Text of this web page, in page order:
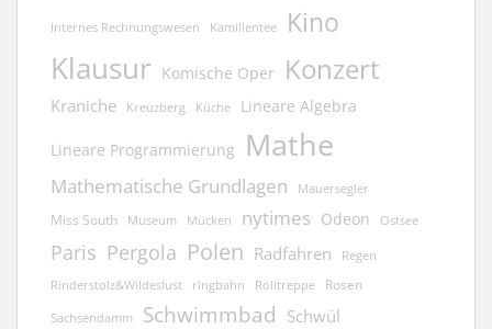
Internes Rechnungswesen Kamillentee Kino
Klausur Komische Oper Konzert
Kraniche Kreuzberg Küche Lineare Algebra
Lineare Programmierung Mathe
Mathematische Grundlagen Mauersegler
Miss South Museum Mücken nytimes Odeon Ostsee
Paris Pergola Polen Radfahren Regen
Rinderstolz&Wildeslust ringbahn Rolltreppe Rosen
Sachsendamm Schwimmbad Schwül